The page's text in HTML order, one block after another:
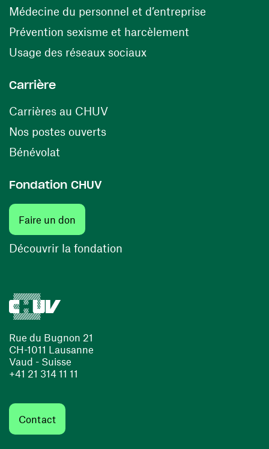
Rue du Bugnon 21
CH-1011 Lausanne
Vaud - Suisse
+41 21 314 11 11
Contact
Médecine du personnel et d’entreprise
Prévention sexisme et harcèlement
Usage des réseaux sociaux(ouvre une nouvelle
Carrière
Carrières au CHUV(ouvre une nouvelle fenêtre)
Nos postes ouverts(ouvre une nouvelle fenêtre)
Bénévolat
Fondation CHUV
Faire un don
Découvrir la fondation